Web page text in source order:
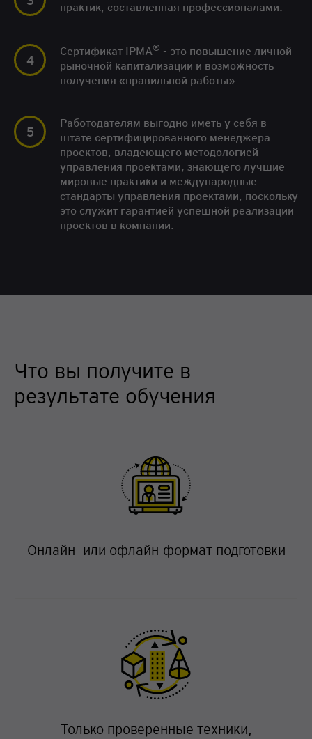
практик, составленная профессионалами.
Сертификат IPMA® - это повышение личной
рыночной капитализации и возможность
получения «правильной работы»
Работодателям выгодно иметь у себя в
штате сертифицированного менеджера
проектов, владеющего методологией
управления проектами, знающего лучшие
мировые практики и международные
стандарты управления проектами, поскольку
это служит гарантией успешной реализации
проектов в компании.
Что вы получите в
результате обучения
Онлайн- или офлайн-формат подготовки
Только проверенные техники,